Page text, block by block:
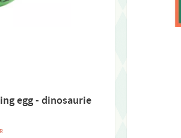
egg - dinosaurie